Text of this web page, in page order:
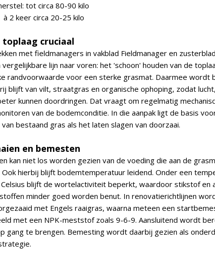
tot circa 80-90 kilo
à 2 keer circa 20-25 kilo
toplaag cruciaal
met fieldmanagers in vakblad Fieldmanager en
lijn naar voren: het 'schoon' houden van de
randvoorwaarde voor een sterke grasmat. Daarmee wordt
blijft van vilt, straatgras en organische ophoping, zodat
kunnen doordringen. Dat vraagt om regelmatig
van de bodemconditie. In die aanpak ligt de basis
bestaand gras als het laten slagen van doorzaai.
en bemesten
kan niet los worden gezien van de voeding die aan de
Ook hierbij blijft bodemtemperatuur leidend. Onder een
blijft de wortelactiviteit beperkt, waardoor stikstof en
minder goed worden benut. In renovatierichtlijnen
met Engels raaigras, waarna meteen een
met een NPK-meststof zoals 9-6-9. Aansluitend wordt
gang te brengen. Bemesting wordt daarbij gezien als